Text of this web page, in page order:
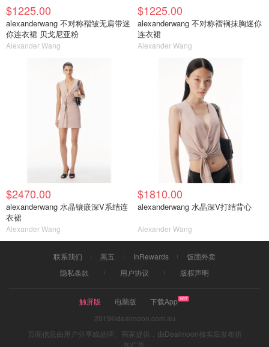
$1225.00
alexanderwang 不对称褶皱无肩带迷
你连衣裙 贝戈尼亚粉
Alexander Wang
$1225.00
alexanderwang 不对称褶裥抹胸迷你
连衣裙
Alexander Wang
$2470.00
alexanderwang 水晶镶嵌深V系结连
衣裙
Alexander Wang
$1810.00
alexanderwang 水晶深V打结背心
Alexander Wang
联系我们 黑五 InRewards
饭团外卖
隐私条款
用户协议 版权声明
触屏版 电脑版
下载App
2019©dealmoon.com.au
页面信息由用户分享或品牌、商家提供，由Dealmoon核实后发布折
扣广告